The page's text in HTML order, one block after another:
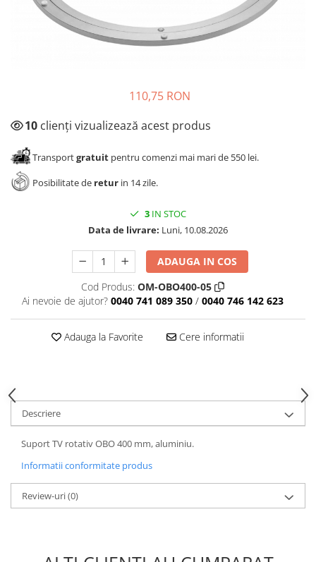
Solutii de curatat & adezivi
Clesti/ patenti
110,75 RON
10 clienți vizualizează acest produs
Transportgratuit pentru comenzi mai mari de 550 lei.
Posibilitate de retur in 14 zile.
3 IN STOC
Data de livrare: Luni, 10.08.2026
ADAUGA IN COS
Cod Produs: OM-OBO400-05
Ai nevoie de ajutor? 0040 741 089 350 / 0040 746 142 623
Adauga la Favorite Cere informatii
Descriere
Suport TV rotativ OBO 400 mm, aluminiu.
Informatii conformitate produs
Review-uri(0)